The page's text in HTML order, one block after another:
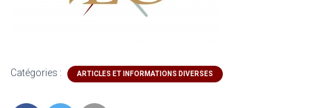
Catégories : ARTICLES ET INFORMATIONS DIVERSES